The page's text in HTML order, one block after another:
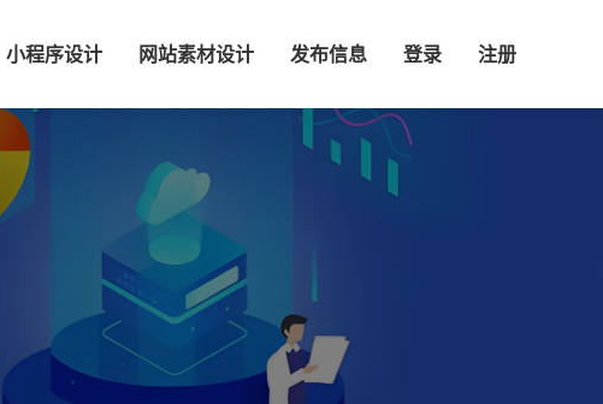
小程序设计 网站素材设计 发布信息 登录 注册